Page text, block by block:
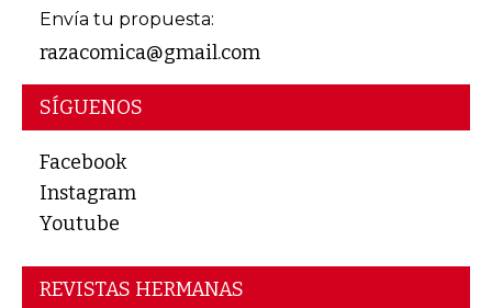
Envía tu propuesta:
razacomica@gmail.com
SÍGUENOS
Facebook
Instagram
Youtube
REVISTAS HERMANAS